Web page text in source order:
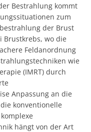
Bestrahlung kommt
zum
der Brust
wo die
Feldanordnung
wie
(IMRT) durch
Anpassung an die
konventionelle
hängt von der Art